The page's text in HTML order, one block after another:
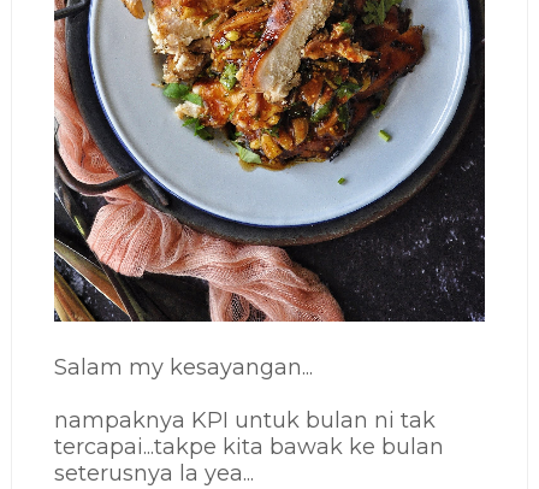
Salam my kesayangan...
nampaknya KPI untuk bulan ni tak
tercapai...takpe kita bawak ke bulan
seterusnya la yea...